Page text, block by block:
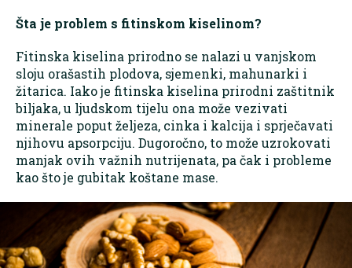
Šta je problem s fitinskom kiselinom?
Fitinska kiselina prirodno se nalazi u vanjskom
sloju orašastih plodova, sjemenki, mahunarki i
žitarica. Iako je fitinska kiselina prirodni zaštitnik
biljaka, u ljudskom tijelu ona može vezivati
minerale poput željeza, cinka i kalcija i sprječavati
njihovu apsorpciju. Dugoročno, to može uzrokovati
manjak ovih važnih nutrijenata, pa čak i probleme
kao što je gubitak koštane mase.